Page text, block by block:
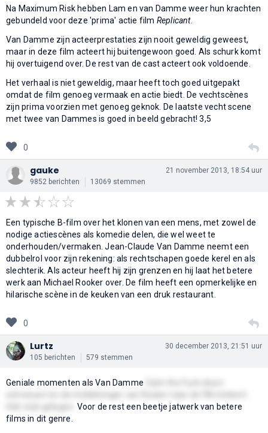
Na Maximum Risk hebben Lam en van Damme weer hun krachten
gebundeld voor deze 'prima' actie film Replicant.
Van Damme zijn acteerprestaties zijn nooit geweldig geweest,
maar in deze film acteert hij buitengewoon goed. Als schurk komt
hij overtuigend over. De rest van de cast acteert ook voldoende.
Het verhaal is niet geweldig, maar heeft toch goed uitgepakt
omdat de film genoeg vermaak en actie biedt. De vechtscènes
zijn prima voorzien met genoeg geknok. De laatste vecht scene
met twee van Dammes is goed in beeld gebracht! 3,5
0
gauke
9852 berichten 13069 stemmen
21 november 2013, 18:54 uur
Een typische B-film over het klonen van een mens, met zowel de
nodige actiescènes als komedie delen, die wel weet te
onderhouden/vermaken. Jean-Claude Van Damme neemt een
dubbelrol voor zijn rekening: als rechtschapen goede kerel en als
slechterik. Als acteur heeft hij zijn grenzen en hij laat het betere
werk aan Michael Rooker over. De film heeft een opmerkelijke en
hilarische scène in de keuken van een druk restaurant.
0
Lurtz
105 berichten 579 stemmen
30 december 2013, 21:51 uur
Geniale momenten als Van Damme
Voor de rest een beetje jatwerk van betere
films in dit genre.